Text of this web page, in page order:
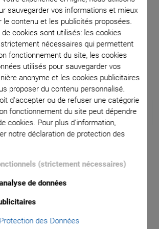
sauvegarder vos informations et mieux
le contenu et les publicités proposées.
cookies sont utilisés: les cookies
nécessaires qui permettent
fonctionnement du site, les cookies
utilisés pour sauvegarder vos
anonyme et les cookies publicitaires
proposer du contenu personnalisé.
d'accepter ou de refuser une catégorie
fonctionnement du site peut dépendre
cookies. Pour plus d'information,
notre déclaration de protection des
(strictement nécessaires)
de données
des Données
Linear
and Precision due to Magnetic